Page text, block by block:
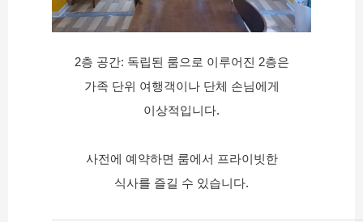
2층 공간: 독립된 룸으로 이루어진 2층은
가족 단위 여행객이나 단체 손님에게
이상적입니다.
사전에 예약하면 룸에서 프라이빗한
식사를 즐길 수 있습니다.